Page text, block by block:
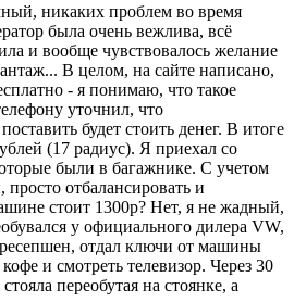
никаких проблем во время
была очень вежлива, всё
и вообще чувствовалось желание
В целом, на сайте написано,
- я понимаю, что такое
уточнил, что
будет стоить денег. В итоге
(17 радиус). Я приехал со
были в багажнике. С учетом
просто отбалансировать и
стоит 1300р? Нет, я не жадный,
у официального дилера VW,
отдал ключи от машины
и смотреть телевизор. Через 30
переобутая на стоянке, а